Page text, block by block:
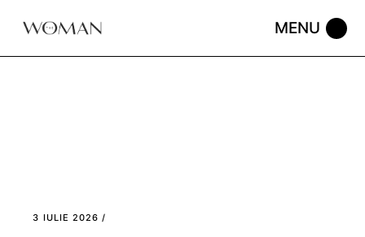
3 IULIE 2026